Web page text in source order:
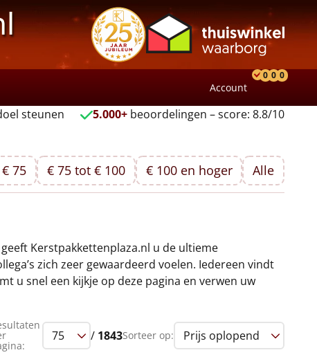
Account
0 0 0
steunen 5.000+ beoordelingen – score: 8.8/10
75 € 75 tot € 100 € 100 en hoger Alle
Kerstpakkettenplaza.nl u de ultieme
zich zeer gewaardeerd voelen. Iedereen vindt
u snel een kijkje op deze pagina en verwen uw
/ 1843Sorteer op: